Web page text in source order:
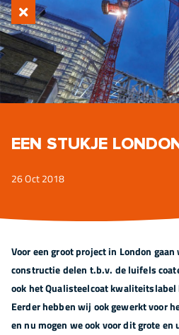
EEN STUKJE
26 Oct 2018
Voor een groot project in London
constructie delen t.b.v. de luifels
ook het Qualisteelcoat kwaliteitslabel
Eerder hebben wij ook gewerkt voor
en nu mogen we ook voor dit grote en